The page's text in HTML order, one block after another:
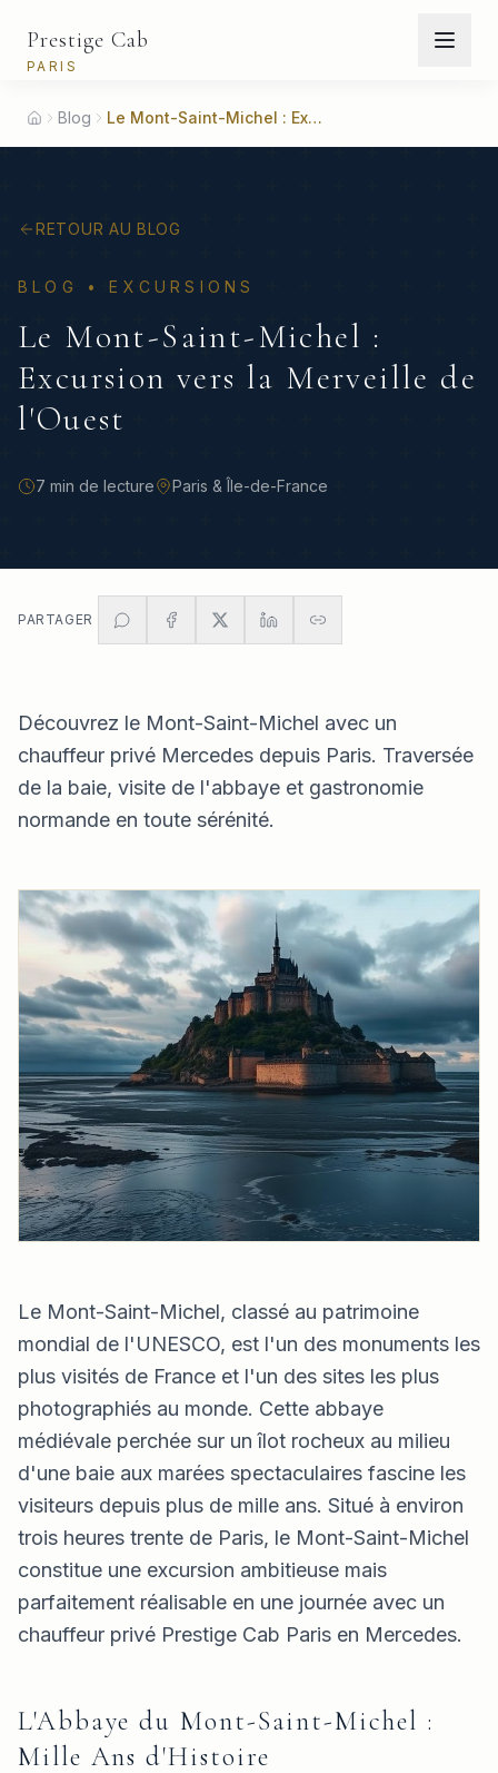
Prestige Cab
PARIS
Accueil
Blog Le Mont-Saint-Michel : Excursion vers la Merveille de l'Ouest
RETOUR AU BLOG
BLOG •EXCURSIONS
Le Mont-Saint-Michel :
Excursion vers la Merveille de
l'Ouest
7 min de lecture Paris & Île-de-France
PARTAGER
Découvrez le Mont-Saint-Michel avec un
chauffeur privé Mercedes depuis Paris. Traversée
de la baie, visite de l'abbaye et gastronomie
normande en toute sérénité.
Le Mont-Saint-Michel, classé au patrimoine
mondial de l'UNESCO, est l'un des monuments les
plus visités de France et l'un des sites les plus
photographiés au monde. Cette abbaye
médiévale perchée sur un îlot rocheux au milieu
d'une baie aux marées spectaculaires fascine les
visiteurs depuis plus de mille ans. Situé à environ
trois heures trente de Paris, le Mont-Saint-Michel
constitue une excursion ambitieuse mais
parfaitement réalisable en une journée avec un
chauffeur privé Prestige Cab Paris en Mercedes.
L'Abbaye du Mont-Saint-Michel :
Mille Ans d'Histoire